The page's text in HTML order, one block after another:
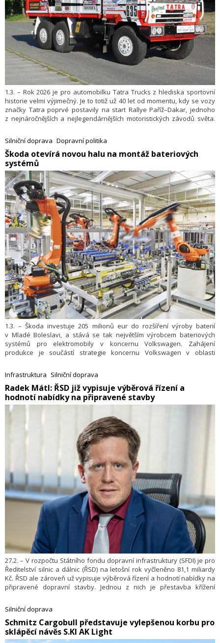
1.3. – Rok 2026 je pro automobilku Tatra Trucks z hlediska sportovní
historie velmi výjimečný. Je to totiž už 40 let od momentu, kdy se vozy
značky Tatra poprvé postavily na start Rallye Paříž–Dakar, jednoho
z nejnáročnějších a nejlegendárnějších motoristických závodů světa.
Kopřivnických dnů techniky konajících se v květnu tohoto roku, kam se
na její pozvání sjede řada legendárních závodních speciálů značky
Tatra i s jejich majiteli.
Silniční doprava Dopravní politika
​Škoda otevírá novou halu na montáž bateriových
systémů
1.3. – Škoda investuje 205 milionů eur do rozšíření výroby baterií
v Mladé Boleslavi, a stává se tak největším výrobcem bateriových
systémů pro elektromobily v koncernu Volkswagen. Zahájení
produkce je součástí strategie koncernu Volkswagen v oblasti
systémů z vlastních zdrojů i od třetích stran, aby bylo dosaženo
maximální flexibility s trvalým přístupem k inovacím, technologiím a
dodavatelským řetězcům. Hlavní závod značky Škoda je zároveň
prvním výrobním místem koncernu Volkswagen v Evropě, které vyrábí
bateriové systémy s články integrovanými do bloku, tedy typu cell-to-
pack (CTP), pro použití ve velkosériově dodávaných elektromobilech.
Produkce více než 1 100 systémů typu cell-to-pack denně a až 335 000
systémů ročně urychluje zavádění nových technologií v těsné
spolupráci s Technologickým centrem pro pokročilý vývoj baterií
Infrastruktura Silniční doprava
​Radek Mátl: ŘSD již vypisuje výběrová řízení a
hodnotí nabídky na připravené stavby
27.2. – V rozpočtu Státního fondu dopravní infrastruktury (SFDI) je pro
Ředitelství silnic a dálnic (ŘSD) na letošní rok vyčleněno 81,1 miliardy
Kč. ŘSD ale zároveň už vypisuje výběrová řízení a hodnotí nabídky na
připravené dopravní stavby. Jednou z nich je přestavba křížení
z Jaroměře do Trutnova. ŘSD má nyní vypsaná výběrová řízení na
41 staveb, jde o víc než 164 kilometrů dálnic a silnic I. třídy. „Podávají se
a vyhodnocují nabídky, abychom byli během prvního pololetí schopni
uzavřít smlouvy a stavby zahájit. Tyto stavby jsou součástí rozpočtu,
Silniční doprava
​Schmitz Cargobull představuje vylepšenou korbu pro
sklápěcí návěs S.KI AK Light